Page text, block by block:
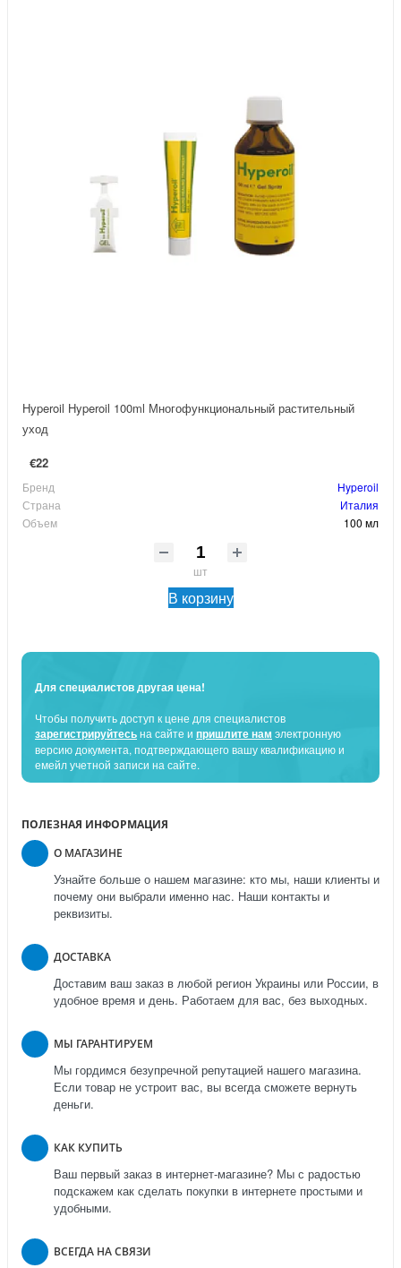
Hyperoil Hyperoil 100ml Многофункциональный растительный
уход
€22
Бренд
Hyperoil
Страна
Италия
Объем
100 мл
шт
В корзину
Для специалистов другая цена!
Чтобы получить доступ к цене для специалистов
зарегистрируйтесьна сайте и пришлите нам электронную
версию документа, подтверждающего вашу квалификацию и
емейл учетной записи на сайте.
ПОЛЕЗНАЯ ИНФОРМАЦИЯ
О МАГАЗИНЕ
Узнайте больше о нашем магазине: кто мы, наши клиенты и
почему они выбрали именно нас. Наши контакты и
реквизиты.
ДОСТАВКА
Доставим ваш заказ в любой регион Украины или России, в
удобное время и день. Работаем для вас, без выходных.
МЫ ГАРАНТИРУЕМ
Мы гордимся безупречной репутацией нашего магазина.
Если товар не устроит вас, вы всегда сможете вернуть
деньги.
КАК КУПИТЬ
Ваш первый заказ в интернет-магазине? Мы с радостью
подскажем как сделать покупки в интернете простыми и
удобными.
ВСЕГДА НА СВЯЗИ